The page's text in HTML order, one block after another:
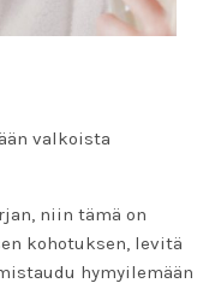
valkoista
niin tämä on
kohotuksen, levitä
hymyilemään